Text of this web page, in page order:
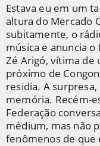
Estava eu em um
altura do Mercado
subitamente, o
música e anuncia
Zé Arigó, vítima de
próximo de
residia. A
memória. Recém-
Federação
médium, mas não
fenômenos de que